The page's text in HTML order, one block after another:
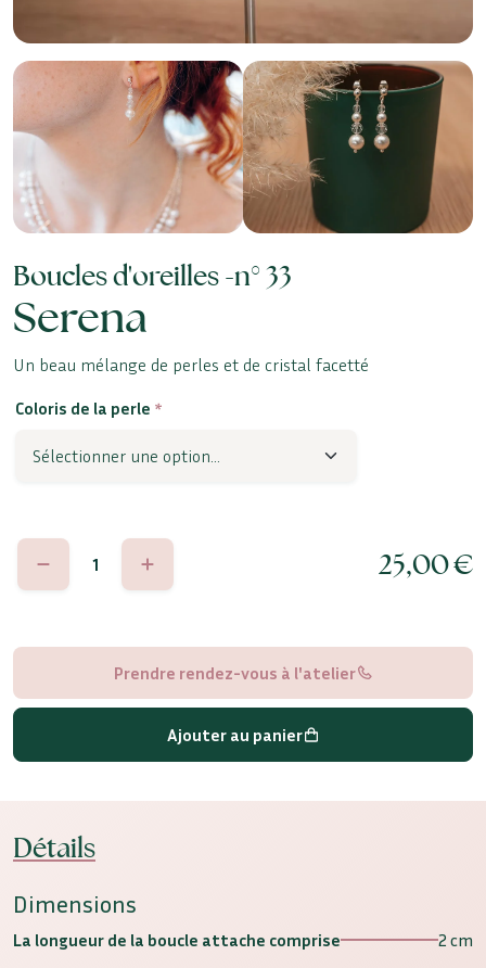
Boucles d'oreilles -n° 33
Serena
Un beau mélange de perles et de cristal facetté
Coloris de la perle *
quantité
25,00€
Prendre rendez-vous à l'atelier
Ajouter au panier
Détails
Dimensions
La longueur de la boucle attache comprise 2 cm